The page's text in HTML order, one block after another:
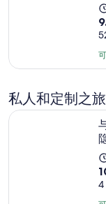
私人和定制之旅
4
与当地向导者一起